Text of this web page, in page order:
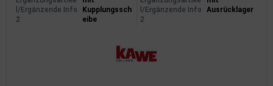
l/Ergänzende Info
2
Kupplungssch
eibe
l/Ergänzende Info
2
Ausrücklager